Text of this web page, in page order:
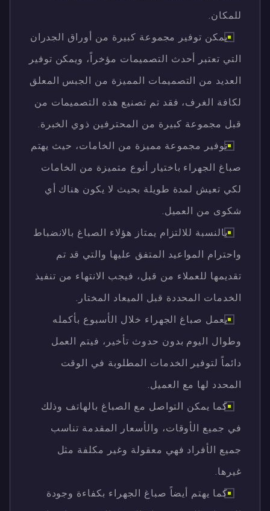
للمكان.
يمكن توفير مجموعة كبيرة من أوراق الجدران
التي تعتبر أحدث التصميمات مؤخراً، ويمكن توفير
العديد من التصميمات المميزة من الجبس المعلق
لكافة الغرف، فقد تم تصنيع هذه التصميمات من
قبل مجموعة كبيرة من المحترفين ذوي الخبرة.
توفير مجموعة مميزة من الخامات، حيث يهتم
صباغ الجهراء باختيار أنوع متميزة من الخامات
لكي تعيش لمدة طويلة بحيث لا يكون هناك أي
شكوى من العميل.
بالنسبة للالتزام يمتاز هؤلاء الصباغ بالانضباط
واحترام المواعيد المتفق عليها والتي قد تم
تقديمها للعملاء من قبل، فيجب الانتهاء من تنفيذ
الخدمات المحددة قبل الميعاد المختار.
يعمل صباغ الجهراء خلال الأسبوع بأكمله
وطوال اليوم بدون حدوث تأخير، فيتم العمل
دائماً لتوفير الخدمات المطلوبة في الوقت
المحدد لها مع العميل.
كما يمكن التواصل مع الصباغ بالهاتف وذلك
في جميع الأوقات، والأسعار المقدمة تناسب
جميع الأفراد فهي معقولة وغير مكلفة مثل
غيرها.
كما يهتم أيضاً صباغ الجهراء بكفاءة وجودة